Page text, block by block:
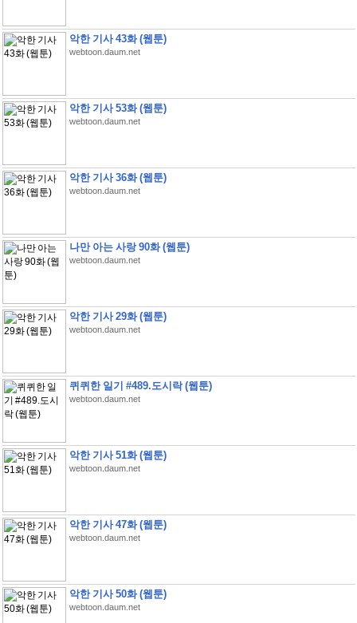
악한 기사 43화 (웹툰)
webtoon.daum.net
악한 기사 53화 (웹툰)
webtoon.daum.net
악한 기사 36화 (웹툰)
webtoon.daum.net
나만 아는 사랑 90화 (웹툰)
webtoon.daum.net
악한 기사 29화 (웹툰)
webtoon.daum.net
퀴퀴한 일기 #489.도시락 (웹툰)
webtoon.daum.net
악한 기사 51화 (웹툰)
webtoon.daum.net
악한 기사 47화 (웹툰)
webtoon.daum.net
악한 기사 50화 (웹툰)
webtoon.daum.net